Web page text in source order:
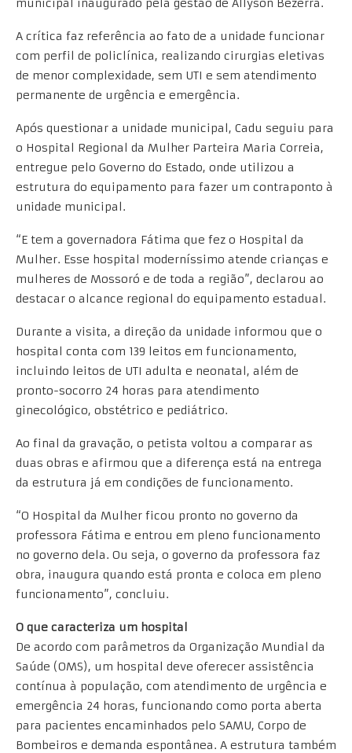
municipal inaugurado pela gestão de Allyson Bezerra.
A crítica faz referência ao fato de a unidade funcionar
com perfil de policlínica, realizando cirurgias eletivas
de menor complexidade, sem UTI e sem atendimento
permanente de urgência e emergência.
Após questionar a unidade municipal, Cadu seguiu para
o Hospital Regional da Mulher Parteira Maria Correia,
entregue pelo Governo do Estado, onde utilizou a
estrutura do equipamento para fazer um contraponto à
unidade municipal.
“E tem a governadora Fátima que fez o Hospital da
Mulher. Esse hospital moderníssimo atende crianças e
mulheres de Mossoró e de toda a região”, declarou ao
destacar o alcance regional do equipamento estadual.
Durante a visita, a direção da unidade informou que o
hospital conta com 139 leitos em funcionamento,
incluindo leitos de UTI adulta e neonatal, além de
pronto-socorro 24 horas para atendimento
ginecológico, obstétrico e pediátrico.
Ao final da gravação, o petista voltou a comparar as
duas obras e afirmou que a diferença está na entrega
da estrutura já em condições de funcionamento.
“O Hospital da Mulher ficou pronto no governo da
professora Fátima e entrou em pleno funcionamento
no governo dela. Ou seja, o governo da professora faz
obra, inaugura quando está pronta e coloca em pleno
funcionamento”, concluiu.
O que caracteriza um hospital
De acordo com parâmetros da Organização Mundial da
Saúde (OMS), um hospital deve oferecer assistência
contínua à população, com atendimento de urgência e
emergência 24 horas, funcionando como porta aberta
para pacientes encaminhados pelo SAMU, Corpo de
Bombeiros e demanda espontânea. A estrutura também